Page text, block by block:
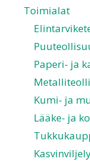
Toimialat
Paperi- ja
Kumi- ja
Lääke- ja